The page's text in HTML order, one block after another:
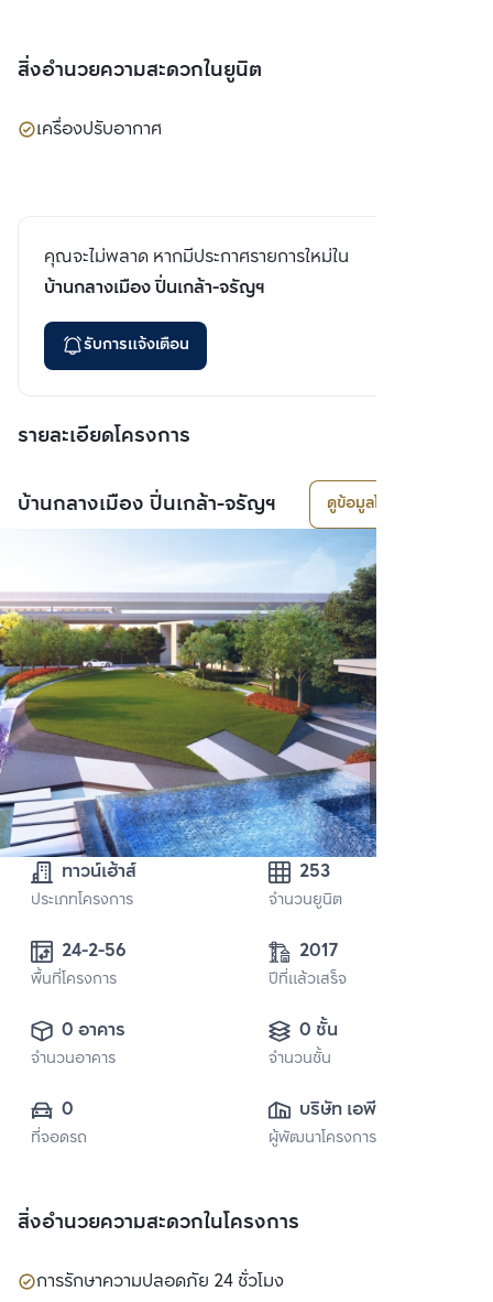
สิ่งอำนวยความสะดวกในยูนิต
เครื่องปรับอากาศ
คุณจะไม่พลาด หากมีประกาศรายการใหม่ใน
บ้านกลางเมือง ปิ่นเกล้า-จรัญฯ
รับการแจ้งเตือน
รายละเอียดโครงการ
บ้านกลางเมือง ปิ่นเกล้า-จรัญฯ ดูข้อมูลโครงการ
ทาวน์เฮ้าส์
ประเภทโครงการ
253
จำนวนยูนิต
24-2-56
พื้นที่โครงการ
2017
ปีที่แล้วเสร็จ
0 อาคาร
จำนวนอาคาร
0 ชั้น
จำนวนชั้น
0
ที่จอดรถ
บริษัท เอพี (ไทย
แลนด์)
ผู้พัฒนาโครงการ
สิ่งอำนวยความสะดวกในโครงการ
การรักษาความปลอดภัย 24 ชั่วโมง